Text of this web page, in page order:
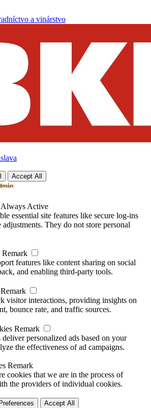
Accept All
Always Active
essential site features like secure log-ins
adjustments. They do not store personal
Remark
features like content sharing on social
and enabling third-party tools.
Remark
visitor interactions, providing insights on
bounce rate, and traffic sources.
Remark
personalized ads based on your
the effectiveness of ad campaigns.
Remark
cookies that we are in the process of
the providers of individual cookies.
Accept All